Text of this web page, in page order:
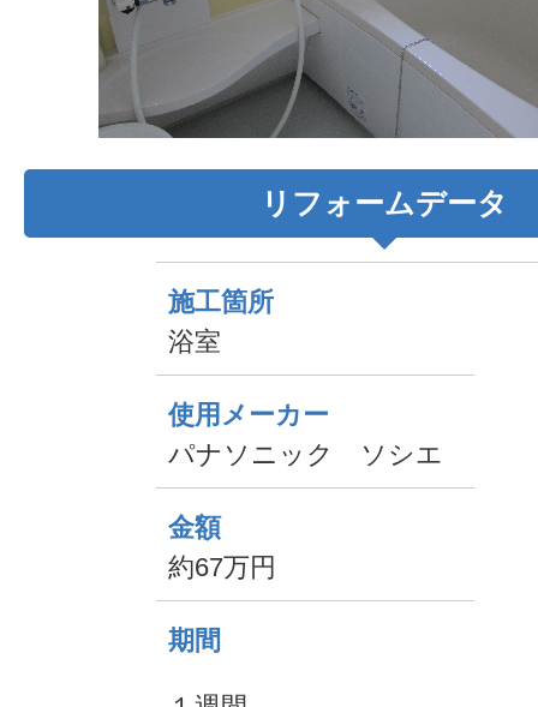
リフォームデータ
施工箇所
浴室
使用メーカー
パナソニック ソシエ
金額
約67万円
期間